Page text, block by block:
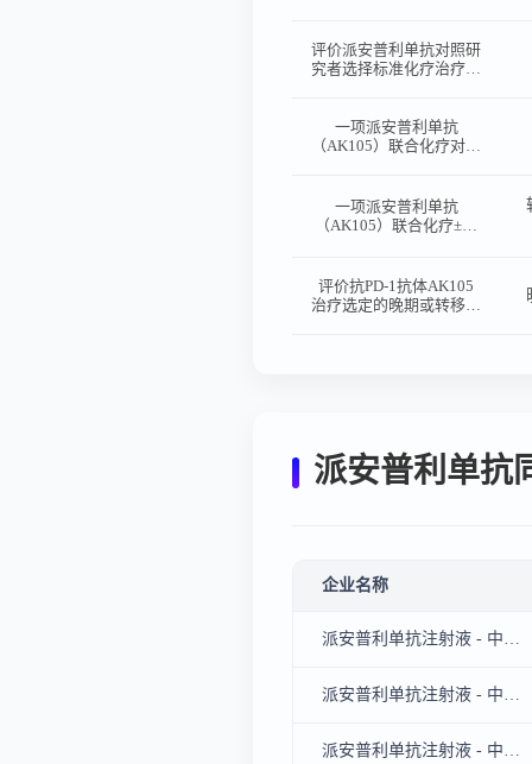
学和安全性的相似性临床
研究
评价派安普利单抗对照研
究者选择标准化疗治疗复
安全性的随机、开放、多
中心III期临床研究
一项派安普利单抗
（AK105）联合化疗对比
机、双盲、多中心III期临
床研究
一项派安普利单抗
（AK105）联合化疗±盐
评价抗PD-1抗体AK105
治疗选定的晚期或转移性
派安普利单抗
企业名称
派安普利单抗注射液 - 中山康方生物医药有限公司、正大天晴康方（上海）生物医药科技有限公司、正大天晴药业集团南京顺欣制药有限公司
派安普利单抗注射液 - 中山康方生物医药有限公司、正大天晴康方（上海）生物医药科技有限公司
派安普利单抗注射液 - 中山康方生物医药有限公司